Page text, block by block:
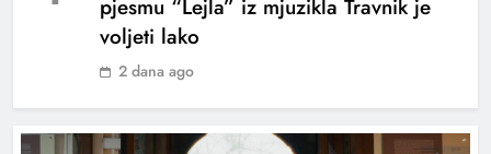
pjesmu “Lejla” iz mjuzikla Travnik je
voljeti lako
2 dana ago